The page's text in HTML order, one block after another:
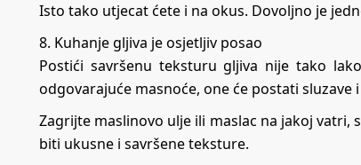
Isto tako utjecat ćete i na okus. Dovoljno je
8. Kuhanje gljiva je osjetljiv posao
Postići savršenu teksturu gljiva nije tako
odgovarajuće masnoće, one će postati sluzave
Zagrijte maslinovo ulje ili maslac na jakoj vatri,
biti ukusne i savršene teksture.